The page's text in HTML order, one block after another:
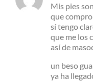
Mis pies
que
sí tengo
que me los
así de
un beso
ya ha